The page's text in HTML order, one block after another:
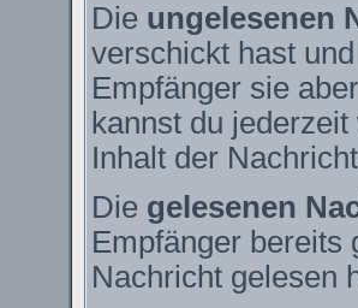
Die ungelesenen
verschickt hast
Empfänger sie
kannst du
Inhalt der
Die gelesenen
Empfänger bereits
Nachricht gelesen